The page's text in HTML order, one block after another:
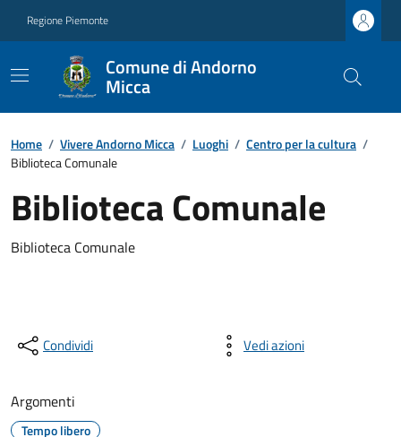
Regione Piemonte
Comune di Andorno
Micca
Home / Vivere Andorno Micca / Luoghi / Centro per la cultura /
Biblioteca Comunale
Biblioteca Comunale
Biblioteca Comunale
Condividi Vedi azioni
Argomenti
Tempo libero